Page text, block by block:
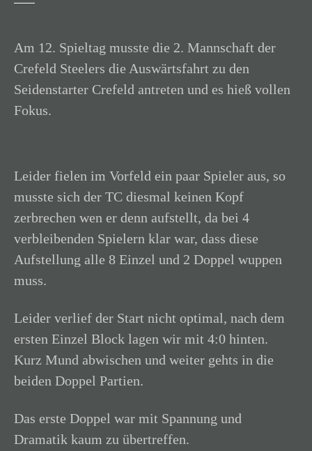
Am 12. Spieltag musste die 2. Mannschaft der
Crefeld Steelers die Auswärtsfahrt zu den
Seidenstarter Crefeld antreten und es hieß vollen
Fokus.
Leider fielen im Vorfeld ein paar Spieler aus, so
musste sich der TC diesmal keinen Kopf
zerbrechen wen er denn aufstellt, da bei 4
verbleibenden Spielern klar war, dass diese
Aufstellung alle 8 Einzel und 2 Doppel wuppen
muss.
Leider verlief der Start nicht optimal, nach dem
ersten Einzel Block lagen wir mit 4:0 hinten.
Kurz Mund abwischen und weiter gehts in die
beiden Doppel Partien.
Das erste Doppel war mit Spannung und
Dramatik kaum zu übertreffen.